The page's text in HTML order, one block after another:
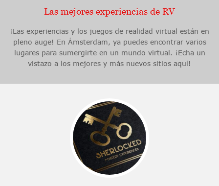
Las mejores experiencias de RV
¡Las experiencias y los juegos de realidad virtual están en
pleno auge! En Ámsterdam, ya puedes encontrar varios
lugares para sumergirte en un mundo virtual. ¡Echa un
vistazo a los mejores y más nuevos sitios aquí!